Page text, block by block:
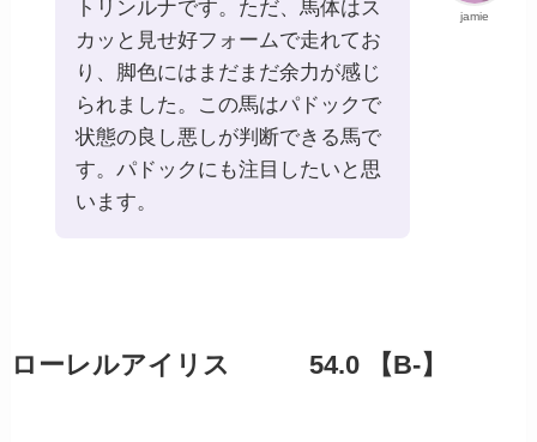
jamie
トリンルナです。ただ、馬体はス
カッと見せ好フォームで走れてお
り、脚色にはまだまだ余力が感じ
られました。この馬はパドックで
状態の良し悪しが判断できる馬で
す。パドックにも注目したいと思
います。
ローレルアイリス 54.0 【B-】